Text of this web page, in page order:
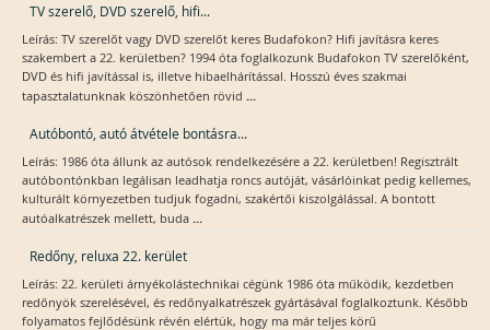
TV szerelő, DVD szerelő, hifi...
Leírás: TV szerelőt vagy DVD szerelőt keres Budafokon? Hifi javításra keres
szakembert a 22. kerületben? 1994 óta foglalkozunk Budafokon TV szerelőként,
DVD és hifi javítással is, illetve hibaelhárítással. Hosszú éves szakmai
tapasztalatunknak köszönhetően rövid ...
Autóbontó, autó átvétele bontásra...
Leírás: 1986 óta állunk az autósok rendelkezésére a 22. kerületben! Regisztrált
autóbontónkban legálisan leadhatja roncs autóját, vásárlóinkat pedig kellemes,
kulturált környezetben tudjuk fogadni, szakértői kiszolgálással. A bontott
autóalkatrészek mellett, buda ...
Redőny, reluxa 22. kerület
Leírás: 22. kerületi árnyékolástechnikai cégünk 1986 óta működik, kezdetben
redőnyök szerelésével, és redőnyalkatrészek gyártásával foglalkoztunk. Később
folyamatos fejlődésünk révén elértük, hogy ma már teljes körű